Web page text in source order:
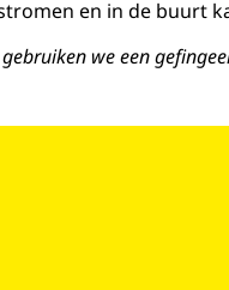
en in de buurt
we een